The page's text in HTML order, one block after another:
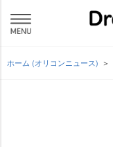
ホーム (オリコンニュース)